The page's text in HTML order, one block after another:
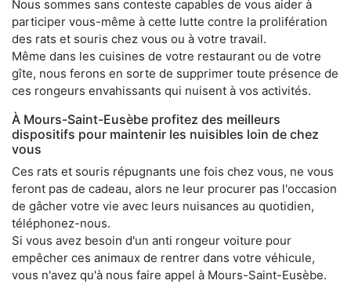
Nous sommes sans conteste capables de vous aider à
participer vous-même à cette lutte contre la prolifération
des rats et souris chez vous ou à votre travail.
Même dans les cuisines de votre restaurant ou de votre
gîte, nous ferons en sorte de supprimer toute présence de
ces rongeurs envahissants qui nuisent à vos activités.
À Mours-Saint-Eusèbe profitez des meilleurs
dispositifs pour maintenir les nuisibles loin de chez
vous
Ces rats et souris répugnants une fois chez vous, ne vous
feront pas de cadeau, alors ne leur procurer pas l'occasion
de gâcher votre vie avec leurs nuisances au quotidien,
téléphonez-nous.
Si vous avez besoin d'un anti rongeur voiture pour
empêcher ces animaux de rentrer dans votre véhicule,
vous n'avez qu'à nous faire appel à Mours-Saint-Eusèbe.